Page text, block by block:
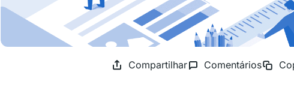
Compartilhar Comentários